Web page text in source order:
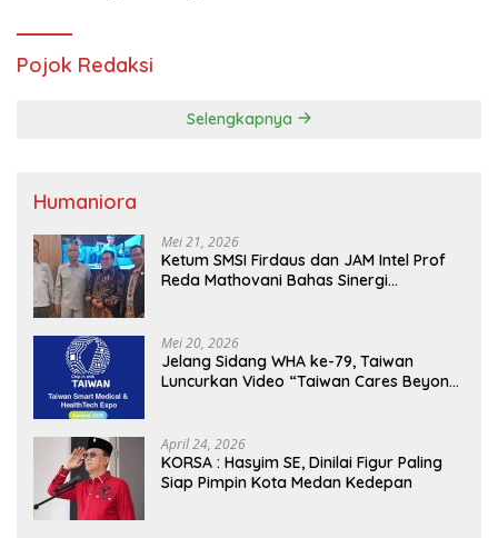
Pojok Redaksi
Selengkapnya
Humaniora
Mei 21, 2026
Ketum SMSI Firdaus dan JAM Intel Prof
Reda Mathovani Bahas Sinergi
MBG, Perkuat Pengawasan Program
Pemerintah
Mei 20, 2026
Jelang Sidang WHA ke-79, Taiwan
Luncurkan Video “Taiwan Cares Beyond
April 24, 2026
KORSA : Hasyim SE, Dinilai Figur Paling
Siap Pimpin Kota Medan Kedepan